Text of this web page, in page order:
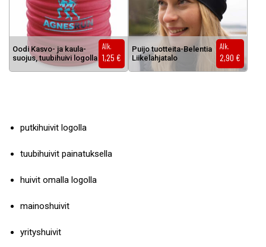
Oo­di Kas­vo- ja kau­la­
suo­jus, tuu­bi­hui­vi lo­gol­la
Alk.
1,25 €
Pui­jo tuot­tei­ta-Be­len­tia
Lii­ke­lah­ja­ta­lo
Alk.
2,90 €
putkihuivit logolla
tuubihuivit painatuksella
huivit omalla logolla
mainoshuivit
yrityshuivit